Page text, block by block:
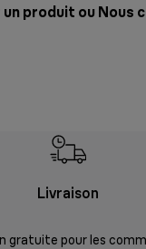
produit ouNous
Livraison
gratuite pour les